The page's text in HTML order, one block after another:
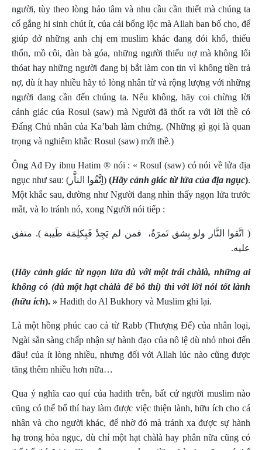
người, tùy theo lòng hảo tâm và nhu cầu cần thiết mà chúng ta
cố gắng hi sinh chút ít, của cải bổng lộc mà Allah ban bố cho, để
giúp đở những anh chị em muslim khác đang đói khổ, thiếu
thốn, mồ côi, đàn bà góa, những người thiếu nợ mà không lối
thóat hay những người đang bị bắt làm con tin vì không tiền trả
nợ, dù ít hay nhiều hãy tỏ lòng nhân từ và rộng lượng với những
người đang cần đến chúng ta. Nếu không, hãy coi chừng lời
cảnh giác của Rosul (saw) mà Người đã thốt ra với lời thề có
Đấng Chủ nhân của Ka’bah làm chứng. (Những gì gọi là quan
trọng và nghiêm khắc Rosul (saw) mới thề.)
Ông Ađ Đy ibnu Hatim ® nói : « Rosul (saw) có nói về lửa địa
ngục như sau: (اِتَّقُوا الناَّر) (Hãy cảnh giác từ lửa của địa ngục).
Một khắc sau, dường như Người đang nhìn thấy ngọn lửa trước
mắt, và lo tránh nó, xong Người nói tiếp :
( اتَّقوا النَّار ولو بِشق تَمرَةٌ،
فمن لم يَجِدْ فَبِكلِمَة طَيبة ). متفق
عليه.
(Hãy cảnh giác từ ngọn lửa dù với một trái chàlà, những ai
không có (dù một hạt chàlà để bố thí) thì với lời nói tốt lành
(hữu ích). » Hadith do Al Bukhory và Muslim ghi lại.
Là một hồng phúc cao cả từ Rabb (Thượng Đế) của nhân loại,
Ngài sẳn sàng chấp nhận sự hành đạo của nô lệ dù nhỏ nhoi đến
đâu! của ít lòng nhiều, nhưng đối với Allah lúc nào cũng được
tăng thêm nhiều hơn nữa…
Qua ý nghĩa cao quí của hadith trên, bất cứ người muslim nào
cũng có thể bố thí hay làm được việc thiện lành, hữu ích cho cá
nhân và cho người khác, để nhờ đó mà tránh xa được sự hành
hạ trong hỏa ngục, dù chỉ một hạt chàlà hay phân nữa cũng có